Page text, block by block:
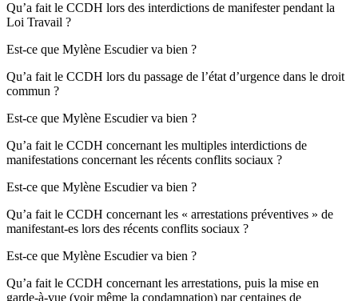
Qu’a fait le CCDH lors des interdictions de manifester pendant la
Loi Travail ?
Est-ce que Mylène Escudier va bien ?
Qu’a fait le CCDH lors du passage de l’état d’urgence dans le droit
commun ?
Est-ce que Mylène Escudier va bien ?
Qu’a fait le CCDH concernant les multiples interdictions de
manifestations concernant les récents conflits sociaux ?
Est-ce que Mylène Escudier va bien ?
Qu’a fait le CCDH concernant les « arrestations préventives » de
manifestant-es lors des récents conflits sociaux ?
Est-ce que Mylène Escudier va bien ?
Qu’a fait le CCDH concernant les arrestations, puis la mise en
garde-à-vue (voir même la condamnation) par centaines de